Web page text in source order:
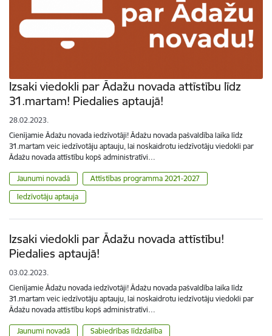
Izsaki viedokli par Ādažu novada attīstību līdz
31.martam! Piedalies aptaujā!
28.02.2023.
Cienījamie Ādažu novada iedzīvotāji! Ādažu novada pašvaldība laika līdz
31.martam veic iedzīvotāju aptauju, lai noskaidrotu iedzīvotāju viedokli par
Ādažu novada attīstību kopš administratīvi…
Jaunumi novadā
Attīstības programma 2021-2027
Iedzīvotāju aptauja
Izsaki viedokli par Ādažu novada attīstību!
Piedalies aptaujā!
03.02.2023.
Cienījamie Ādažu novada iedzīvotāji! Ādažu novada pašvaldība laika līdz
31.martam veic iedzīvotāju aptauju, lai noskaidrotu iedzīvotāju viedokli par
Ādažu novada attīstību kopš administratīvi…
Jaunumi novadā
Sabiedrības līdzdalība